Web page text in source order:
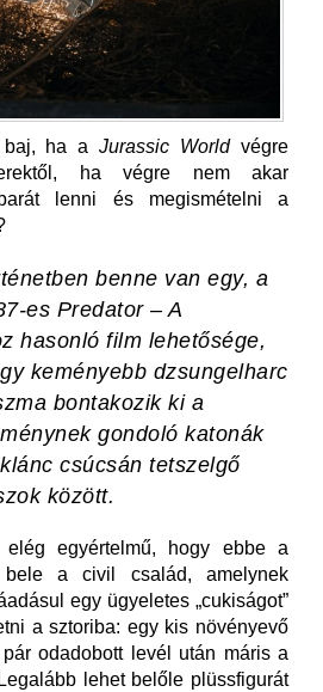
baj, ha aJurassic Worldvégre
ha végre nem akar
lenni és megismételni a
benne van egy, a
es Predator – A
hasonló film lehetősége,
keményebb dzsungelharc
bontakozik ki a
gondoló katonák
csúcsán tetszelgő
között.
elég egyértelmű, hogy ebbe a
a civil család, amelynek
egy ügyeletes „cukiságot”
a sztoriba: egy kis növényevő
odadobott levél után máris a
lehet belőle plüssfigurát